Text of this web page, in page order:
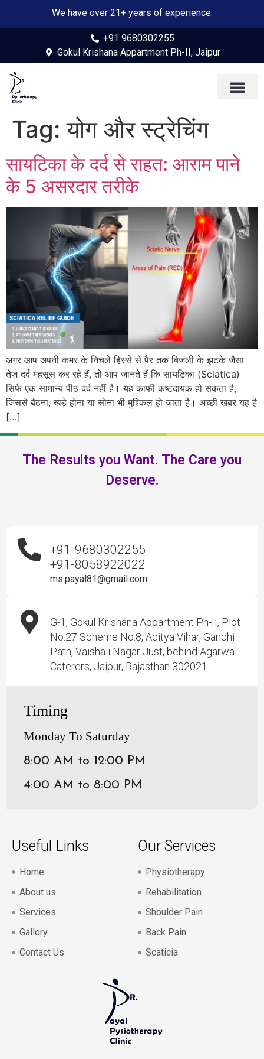
We have over 21+ years of experience.
+91 9680302255
Gokul Krishana Appartment Ph-II, Jaipur
Tag:योग और स्ट्रेचिंग
सायटिका के दर्द से राहत: आराम पाने
के 5 असरदार तरीके
अगर आप अपनी कमर के निचले हिस्से से पैर तक बिजली के झटके जैसा
तेज़ दर्द महसूस कर रहे हैं, तो आप जानते हैं कि सायटिका (Sciatica)
सिर्फ एक सामान्य पीठ दर्द नहीं है। यह काफी कष्टदायक हो सकता है,
जिससे बैठना, खड़े होना या सोना भी मुश्किल हो जाता है। अच्छी खबर यह है
[…]
The Results you Want. The Care you
Deserve.
+91-9680302255
+91-8058922022
ms.payal81@gmail.com
G-1, Gokul Krishana Appartment Ph-II, Plot
No.27 Scheme No.8, Aditya Vihar, Gandhi
Path, Vaishali Nagar Just, behind Agarwal
Caterers, Jaipur, Rajasthan 302021
Timing
Monday To Saturday
8:00 AM to 12:00 PM
4:00 AM to 8:00 PM
Useful Links
Home
About us
Services
Gallery
Contact Us
Our Services
Physiotherapy
Rehabilitation
Shoulder Pain
Back Pain
Scaticia